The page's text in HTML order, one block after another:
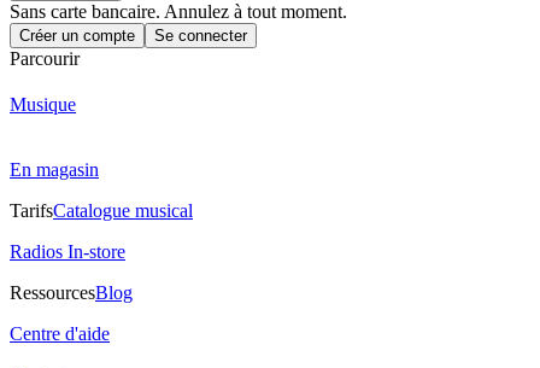
Sans carte bancaire. Annulez à tout moment.
Créer un compte Se connecter
Parcourir
Musique
En magasin
TarifsCatalogue musical
Radios In-store
RessourcesBlog
Centre d'aide